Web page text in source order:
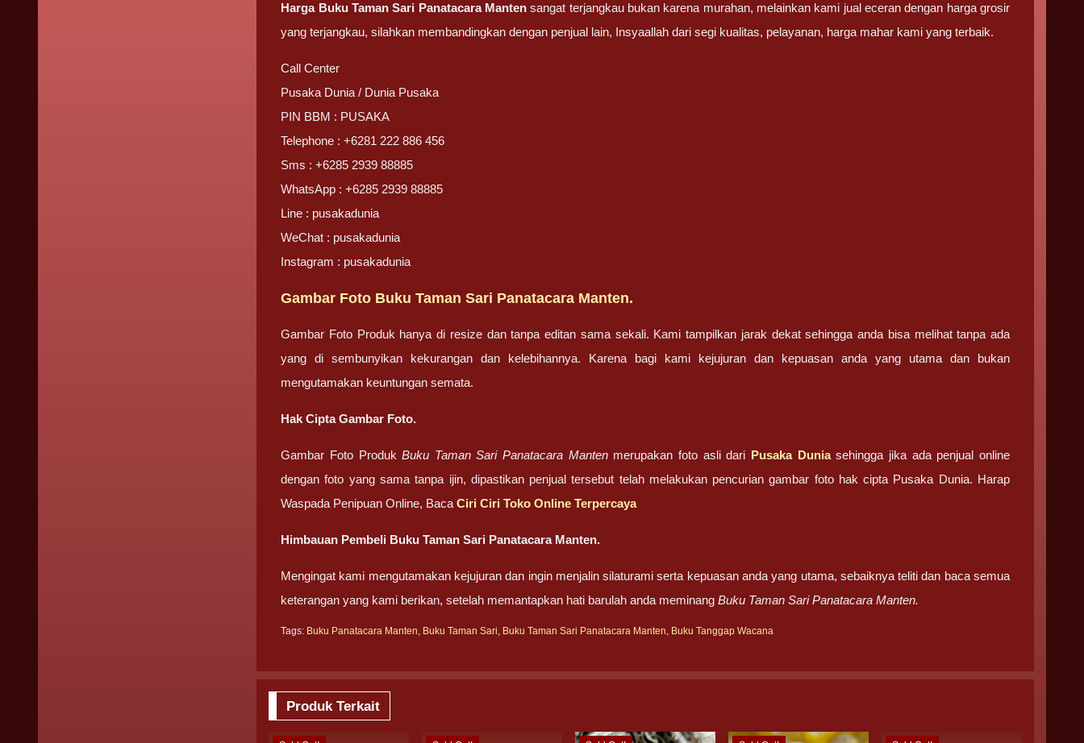
Harga Buku Taman Sari Panatacara Mantensangat terjangkau bukan karena murahan, melainkan kami jual eceran dengan harga grosir
yang terjangkau, silahkan membandingkan dengan penjual lain, Insyaallah dari segi kualitas, pelayanan, harga mahar kami yang terbaik.
Call Center
Pusaka Dunia / Dunia Pusaka
PIN BBM : PUSAKA
Telephone : +6281 222 886 456
Sms : +6285 2939 88885
WhatsApp : +6285 2939 88885
Line : pusakadunia
WeChat : pusakadunia
Instagram : pusakadunia
Gambar Foto Buku Taman Sari Panatacara Manten.
Gambar Foto Produk hanya di resize dan tanpa editan sama sekali. Kami tampilkan jarak dekat sehingga anda bisa melihat tanpa ada
yang di sembunyikan kekurangan dan kelebihannya. Karena bagi kami kejujuran dan kepuasan anda yang utama dan bukan
mengutamakan keuntungan semata.
Hak Cipta Gambar Foto.
Gambar Foto ProdukBuku Taman Sari Panatacara Mantenmerupakan foto asli dari Pusaka Duniasehingga jika ada penjual online
dengan foto yang sama tanpa ijin, dipastikan penjual tersebut telah melakukan pencurian gambar foto hak cipta Pusaka Dunia. Harap
Waspada Penipuan Online, BacaCiri Ciri Toko Online Terpercaya
Himbauan Pembeli Buku Taman Sari Panatacara Manten.
Mengingat kami mengutamakan kejujuran dan ingin menjalin silaturami serta kepuasan anda yang utama, sebaiknya teliti dan baca semua
keterangan yang kami berikan, setelah memantapkan hati barulah anda meminangBuku Taman Sari Panatacara Manten.
Tags: Buku Panatacara Manten, Buku Taman Sari, Buku Taman Sari Panatacara Manten, Buku Tanggap Wacana
Produk Terkait